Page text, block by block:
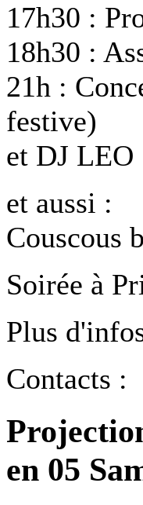
17h30 :
18h30 :
21h :
festive)
et DJ LEO
et aussi :
Couscous
Soirée à
Plus
Contacts :
en 05